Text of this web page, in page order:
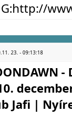
http://
23. - 09:13:18
-
Jafi |